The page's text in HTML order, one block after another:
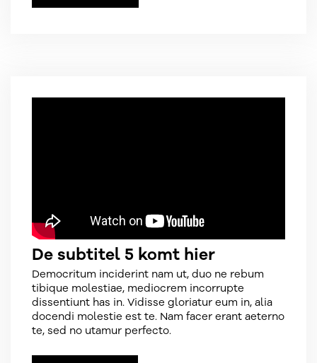
De subtitel 5 komt hier
Democritum inciderint nam ut, duo ne rebum
tibique molestiae, mediocrem incorrupte
dissentiunt has in. Vidisse gloriatur eum in, alia
docendi molestie est te. Nam facer erant aeterno
te, sed no utamur perfecto.